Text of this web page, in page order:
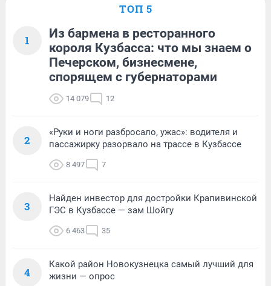
ТОП 5
1
Из бармена в ресторанного
короля Кузбасса: что мы знаем о
Печерском, бизнесмене,
спорящем с губернаторами
14 079 12
2
«Руки и ноги разбросало, ужас»: водителя и
пассажирку разорвало на трассе в Кузбассе
8 497 7
3
Найден инвестор для достройки Крапивинской
ГЭС в Кузбассе — зам Шойгу
6 463 35
4
Какой район Новокузнецка самый лучший для
жизни — опрос